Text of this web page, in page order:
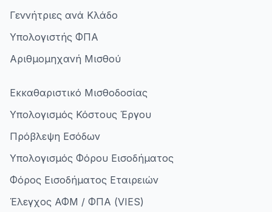
Γεννήτριες ανά Κλάδο
Υπολογιστής ΦΠΑ
Αριθμομηχανή Μισθού
Εκκαθαριστικό Μισθοδοσίας
Υπολογισμός Κόστους Έργου
Πρόβλεψη Εσόδων
Υπολογισμός Φόρου Εισοδήματος
Φόρος Εισοδήματος Εταιρειών
Έλεγχος ΑΦΜ / ΦΠΑ (VIES)